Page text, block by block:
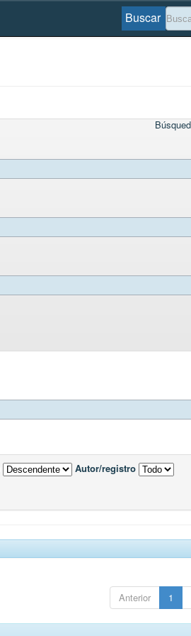
Buscar
Autor/registro
Anterior 1